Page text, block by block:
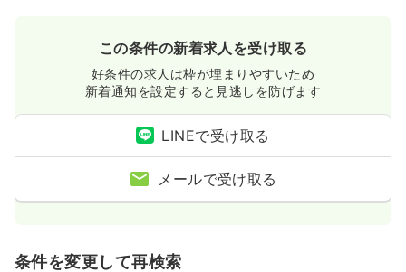
この条件の新着求人を受け取る
好条件の求人は枠が埋まりやすいため
新着通知を設定すると見逃しを防げます
LINEで受け取る
メールで受け取る
条件を変更して再検索